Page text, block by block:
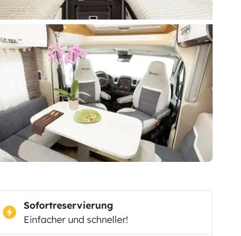
Sofortreservierung
Einfacher und schneller!